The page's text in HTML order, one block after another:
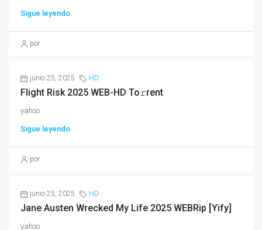
Sigue leyendo
por
junio 25, 2025 HD
Flight Risk 2025 WEB-HD To𝚛rent
yahoo
Sigue leyendo
por
junio 25, 2025 HD
Jane Austen Wrecked My Life 2025 WEBRip [Yify]
yahoo